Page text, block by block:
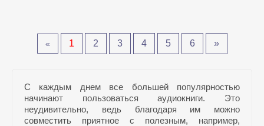
« 1 2 3 4 5 6 »
С каждым днем все большей популярностью
начинают пользоваться аудиокниги. Это
неудивительно, ведь благодаря им можно
совместить приятное с полезным, например,